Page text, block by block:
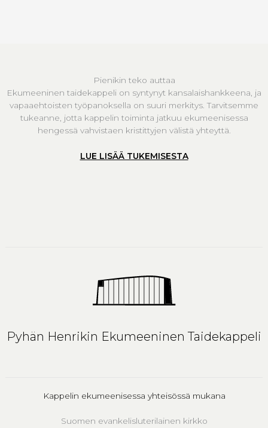
Pienikin teko auttaa
Ekumeeninen taidekappeli on syntynyt kansalaishankkeena, ja
vapaaehtoisten työpanoksella on suuri merkitys. Tarvitsemme
tukeanne, jotta kappelin toiminta jatkuu ekumeenisessa
hengessä vahvistaen kristittyjen välistä yhteyttä.
LUE LISÄÄ TUKEMISESTA
Pyhän Henrikin Ekumeeninen Taidekappeli
Kappelin ekumeenisessa yhteisössä mukana
Suomen evankelisluterilainen kirkko